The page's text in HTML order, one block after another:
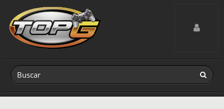
Toggle